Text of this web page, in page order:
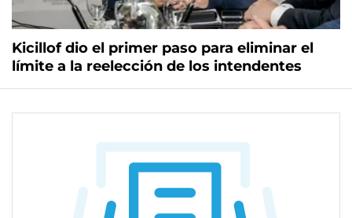
Kicillof dio el primer paso para eliminar el
límite a la reelección de los intendentes